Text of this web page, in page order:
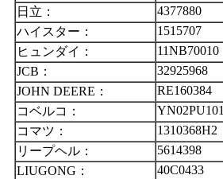
日立：
4377880
ハイスター：
1515707
ヒュンダイ：
11NB70010
JCB：
32925968
JOHN DEERE：
RE160384
コベルコ：
コマツ：
1310368H2
リープヘル：
5614398
LIUGONG：
40C0433